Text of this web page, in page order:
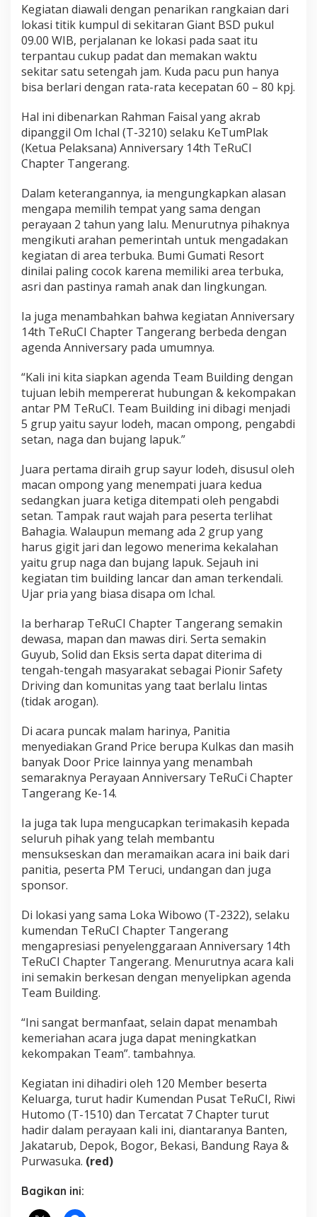
Kegiatan diawali dengan penarikan rangkaian dari
lokasi titik kumpul di sekitaran Giant BSD pukul
09.00 WIB, perjalanan ke lokasi pada saat itu
terpantau cukup padat dan memakan waktu
sekitar satu setengah jam. Kuda pacu pun hanya
bisa berlari dengan rata-rata kecepatan 60 – 80 kpj.
Hal ini dibenarkan Rahman Faisal yang akrab
dipanggil Om Ichal (T-3210) selaku KeTumPlak
(Ketua Pelaksana) Anniversary 14th TeRuCI
Chapter Tangerang.
Dalam keterangannya, ia mengungkapkan alasan
mengapa memilih tempat yang sama dengan
perayaan 2 tahun yang lalu. Menurutnya pihaknya
mengikuti arahan pemerintah untuk mengadakan
kegiatan di area terbuka. Bumi Gumati Resort
dinilai paling cocok karena memiliki area terbuka,
asri dan pastinya ramah anak dan lingkungan.
Ia juga menambahkan bahwa kegiatan Anniversary
14th TeRuCI Chapter Tangerang berbeda dengan
agenda Anniversary pada umumnya.
“Kali ini kita siapkan agenda Team Building dengan
tujuan lebih mempererat hubungan & kekompakan
antar PM TeRuCI. Team Building ini dibagi menjadi
5 grup yaitu sayur lodeh, macan ompong, pengabdi
setan, naga dan bujang lapuk.”
Juara pertama diraih grup sayur lodeh, disusul oleh
macan ompong yang menempati juara kedua
sedangkan juara ketiga ditempati oleh pengabdi
setan. Tampak raut wajah para peserta terlihat
Bahagia. Walaupun memang ada 2 grup yang
harus gigit jari dan legowo menerima kekalahan
yaitu grup naga dan bujang lapuk. Sejauh ini
kegiatan tim building lancar dan aman terkendali.
Ujar pria yang biasa disapa om Ichal.
Ia berharap TeRuCI Chapter Tangerang semakin
dewasa, mapan dan mawas diri. Serta semakin
Guyub, Solid dan Eksis serta dapat diterima di
tengah-tengah masyarakat sebagai Pionir Safety
Driving dan komunitas yang taat berlalu lintas
(tidak arogan).
Di acara puncak malam harinya, Panitia
menyediakan Grand Price berupa Kulkas dan masih
banyak Door Price lainnya yang menambah
semaraknya Perayaan Anniversary TeRuCi Chapter
Tangerang Ke-14.
Ia juga tak lupa mengucapkan terimakasih kepada
seluruh pihak yang telah membantu
mensukseskan dan meramaikan acara ini baik dari
panitia, peserta PM Teruci, undangan dan juga
sponsor.
Di lokasi yang sama Loka Wibowo (T-2322), selaku
kumendan TeRuCI Chapter Tangerang
mengapresiasi penyelenggaraan Anniversary 14th
TeRuCI Chapter Tangerang. Menurutnya acara kali
ini semakin berkesan dengan menyelipkan agenda
Team Building.
“Ini sangat bermanfaat, selain dapat menambah
kemeriahan acara juga dapat meningkatkan
kekompakan Team”. tambahnya.
Kegiatan ini dihadiri oleh 120 Member beserta
Keluarga, turut hadir Kumendan Pusat TeRuCI, Riwi
Hutomo (T-1510) dan Tercatat 7 Chapter turut
hadir dalam perayaan kali ini, diantaranya Banten,
Jakatarub, Depok, Bogor, Bekasi, Bandung Raya &
Purwasuka. (red)
Bagikan ini: